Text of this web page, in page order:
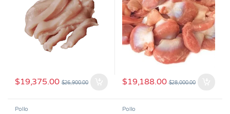
$19,375.00 $26,900.00 $19,188.00 $28,000.00
Pollo Pollo